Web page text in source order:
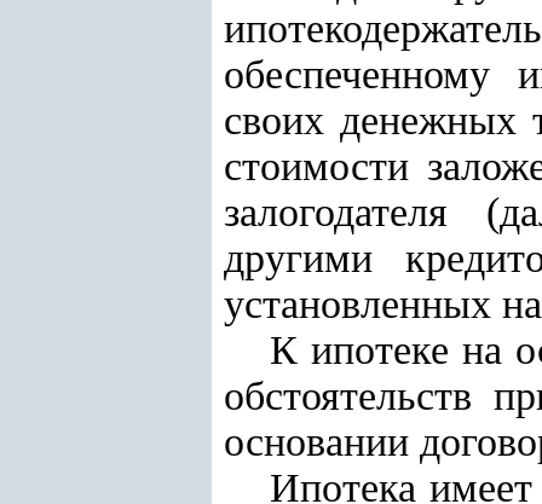
обеспеченному
своих денежных
стоимости
залогодателя
другими
установленных
К ипотеке на
обстоятельств
основании
Ипотека имеет